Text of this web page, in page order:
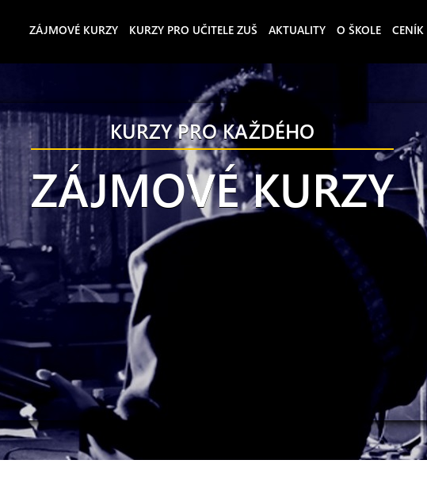
ZÁJMOVÉ KURZY KURZY PRO UČITELE ZUŠ AKTUALITY O ŠKOLE CENÍK
KURZY PRO KAŽDÉHO
ZÁJMOVÉ KURZY